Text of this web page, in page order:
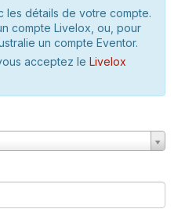
les détails de votre compte.
compte Livelox, ou, pour
un compte Eventor.
acceptez le Livelox